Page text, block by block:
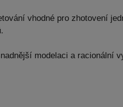
vhodné pro zhotovení
modelaci a racionální